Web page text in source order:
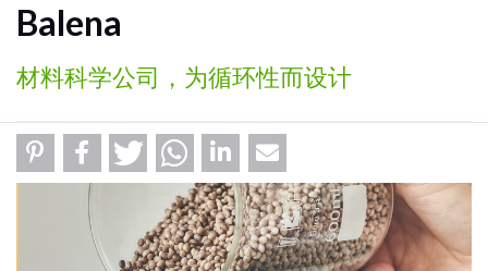
Balena
材料科学公司，为循环性而设计